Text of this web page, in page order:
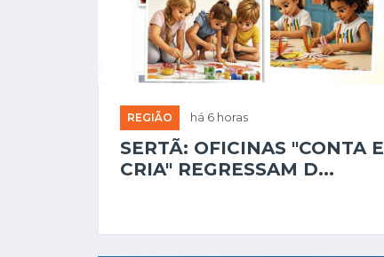
REGIÃO há 6 horas
SERTÃ: OFICINAS "CONTA E
CRIA" REGRESSAM D...